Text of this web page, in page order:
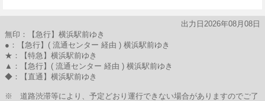
出力日2026年08月08日
無印：【急行】横浜駅前ゆき
●：【急行】( 流通センター 経由 ) 横浜駅前ゆき
★：【特急】横浜駅前ゆき
▲：【急行】( 流通センター 経由 ) 横浜駅前ゆき
◆：【直通】横浜駅前ゆき
※ 道路渋滞等により、予定どおり運行できない場合がありますのでご了